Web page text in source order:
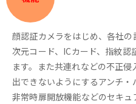
顔認証カメラをはじめ、各社
次元コード、ICカード、指紋認
ます。また共連れなどの不正
出できないようにするアンチ
非常時扉開放機能などのセキュ